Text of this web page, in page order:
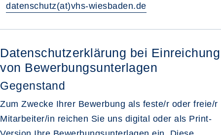
datenschutz(at)vhs-wiesbaden.de
Datenschutzerklärung bei Einreichung
von Bewerbungsunterlagen
Gegenstand
Zum Zwecke Ihrer Bewerbung als feste/r oder freie/r
Mitarbeiter/in reichen Sie uns digital oder als Print-